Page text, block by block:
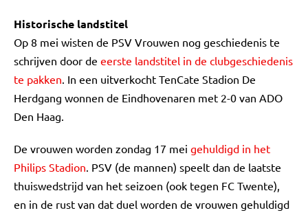
Historische landstitel
Op 8 mei wisten de PSV Vrouwen nog geschiedenis te
schrijven door de eerste landstitel in de clubgeschiedenis
te pakken. In een uitverkocht TenCate Stadion De
Herdgang wonnen de Eindhovenaren met 2-0 van ADO
Den Haag.
De vrouwen worden zondag 17 mei gehuldigd in het
Philips Stadion. PSV (de mannen) speelt dan de laatste
thuiswedstrijd van het seizoen (ook tegen FC Twente),
en in de rust van dat duel worden de vrouwen gehuldigd